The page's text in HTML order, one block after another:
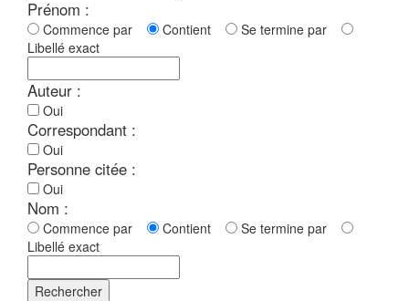
Prénom :
Commence par Contient
Se termine par
Libellé exact
Auteur :
Oui
Correspondant :
Oui
Personne citée :
Oui
Nom :
Commence par Contient
Se termine par
Libellé exact
Rechercher